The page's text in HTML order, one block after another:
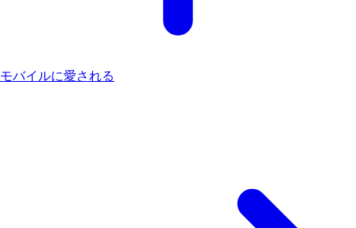
モバイルに愛される